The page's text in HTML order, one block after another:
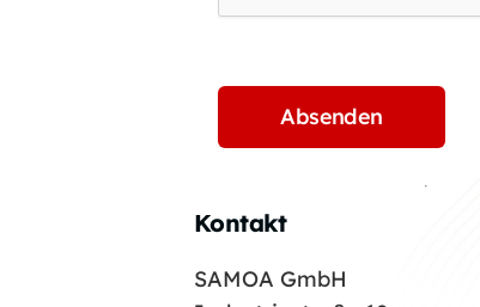
Kontakt
SAMOA GmbH